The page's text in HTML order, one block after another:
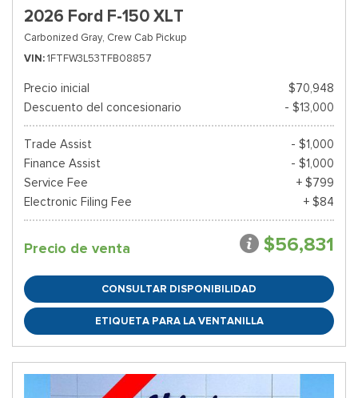
2026 Ford F-150 XLT
Carbonized Gray, Crew Cab Pickup
VIN 1FTFW3L53TFB08857
Precio inicial
$70,948
Descuento del concesionario
- $13,000
Trade Assist
- $1,000
Finance Assist
- $1,000
Service Fee
+ $799
Electronic Filing Fee
+ $84
Precio de venta $56,831
CONSULTAR DISPONIBILIDAD
ETIQUETA PARA LA VENTANILLA